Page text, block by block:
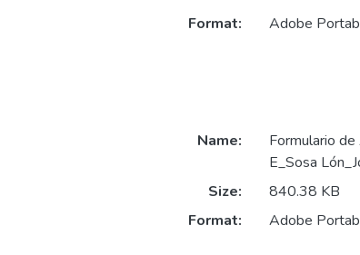
Format:
Adobe
Name:
Formulario
E_Sosa
Size:
840.38 KB
Format:
Adobe